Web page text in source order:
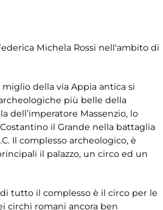
Michela Rossi nell'ambito di
della via Appia antica si
più belle della
dell’imperatore Massenzio, lo
il Grande nella battaglia
Il complesso archeologico, è
il palazzo, un circo ed un
tutto il complesso è il circo per le
circhi romani ancora ben